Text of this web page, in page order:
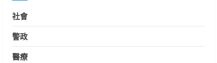
社會
警政
醫療